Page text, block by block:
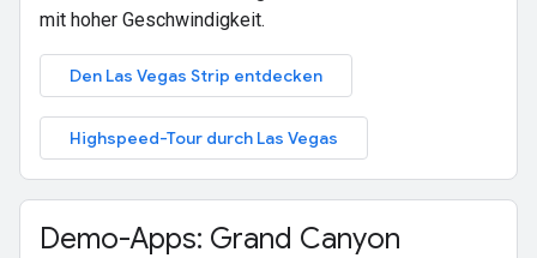
mit hoher Geschwindigkeit.
Den Las Vegas Strip entdecken
Highspeed-Tour durch Las Vegas
Demo-Apps: Grand Canyon